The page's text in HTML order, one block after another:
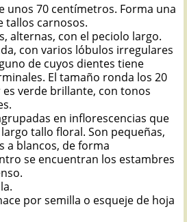
unos 70 centímetros. Forma una
tallos carnosos.
alternas, con el peciolo largo.
con varios lóbulos irregulares
de cuyos dientes tiene
El tamaño ronda los 20
verde brillante, con tonos
en inflorescencias que
tallo floral. Son pequeñas,
a blancos, de forma
se encuentran los estambres
por semilla o esqueje de hoja